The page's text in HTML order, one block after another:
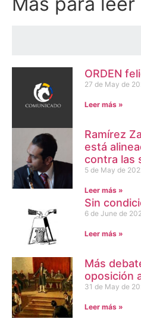
ORDEN
27 de May de
Leer más »
Ramírez
está
contra las
5 de May de
Leer más »
Sin
6 de June de
Leer más »
Más
oposición
31 de May de
Leer más »